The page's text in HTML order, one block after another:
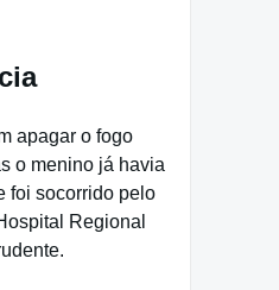
apagar o fogo
o menino já havia
foi socorrido pelo
Regional